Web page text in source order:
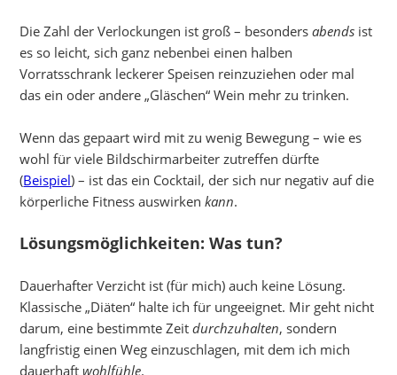
Die Zahl der Verlockungen ist groß – besondersabends ist
es so leicht, sich ganz nebenbei einen halben
Vorratsschrank leckerer Speisen reinzuziehen oder mal
das ein oder andere „Gläschen“ Wein mehr zu trinken.
Wenn das gepaart wird mit zu wenig Bewegung – wie es
wohl für viele Bildschirmarbeiter zutreffen dürfte
(Beispiel) – ist das ein Cocktail, der sich nur negativ auf die
körperliche Fitness auswirkenkann.
Lösungsmöglichkeiten: Was tun?
Dauerhafter Verzicht ist (für mich) auch keine Lösung.
Klassische „Diäten“ halte ich für ungeeignet. Mir geht nicht
darum, eine bestimmte Zeitdurchzuhalten, sondern
langfristig einen Weg einzuschlagen, mit dem ich mich
dauerhaftwohlfühle.